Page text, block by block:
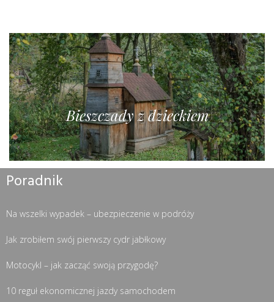
Bieszczady z dzieckiem
Poradnik
Na wszelki wypadek – ubezpieczenie w podróży
Jak zrobiłem swój pierwszy cydr jabłkowy
Motocykl – jak zacząć swoją przygodę?
10 reguł ekonomicznej jazdy samochodem